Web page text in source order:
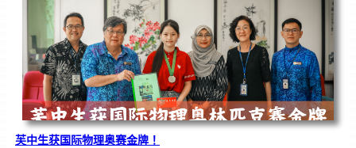
周
年
芙中生获国际物理奥赛金牌！